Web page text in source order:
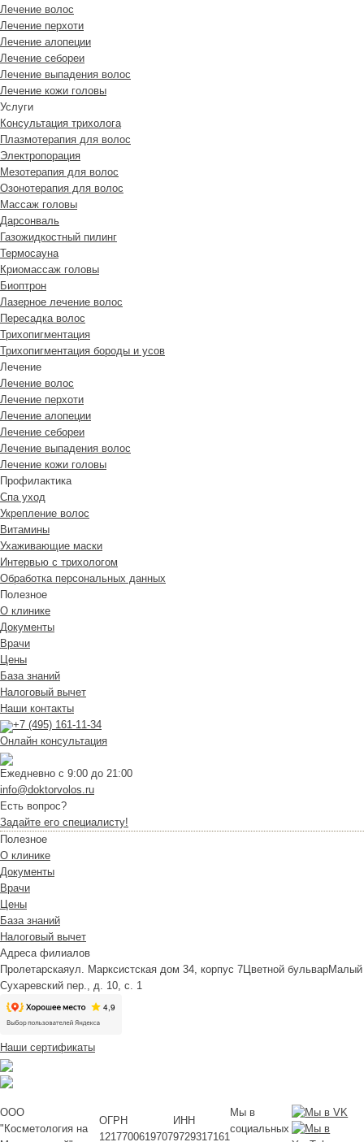
Лечение волос
Лечение перхоти
Лечение алопеции
Лечение себореи
Лечение выпадения волос
Лечение кожи головы
Услуги
Консультация трихолога
Плазмотерапия для волос
Электропорация
Мезотерапия для волос
Озонотерапия для волос
Массаж головы
Дарсонваль
Газожидкостный пилинг
Термосауна
Криомассаж головы
Биоптрон
Лазерное лечение волос
Пересадка волос
Трихопигментация
Трихопигментация бороды и усов
Лечение
Лечение волос
Лечение перхоти
Лечение алопеции
Лечение себореи
Лечение выпадения волос
Лечение кожи головы
Профилактика
Спа уход
Укрепление волос
Витамины
Ухаживающие маски
Интервью с трихологом
Обработка персональных данных
Полезное
О клинике
Документы
Врачи
Цены
База знаний
Налоговый вычет
Наши контакты
+7 (495) 161-11-34
Онлайн консультация
Ежедневно с 9:00 до 21:00
info@doktorvolos.ru
Есть вопрос?
Задайте его специалисту!
Полезное
О клинике
Документы
Врачи
Цены
База знаний
Налоговый вычет
Адреса филиалов
Пролетарскаяул. Марксистская дом 34, корпус 7 Цветной бульварМалый
Сухаревский пер., д. 10, с. 1
Наши сертификаты
ООО
"Косметология на
ОГРН
1217700619707
ИНН
9729317161
Мы в
социальных